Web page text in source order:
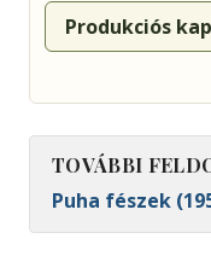
Produkciós
TOVÁBBI
Puha fészek